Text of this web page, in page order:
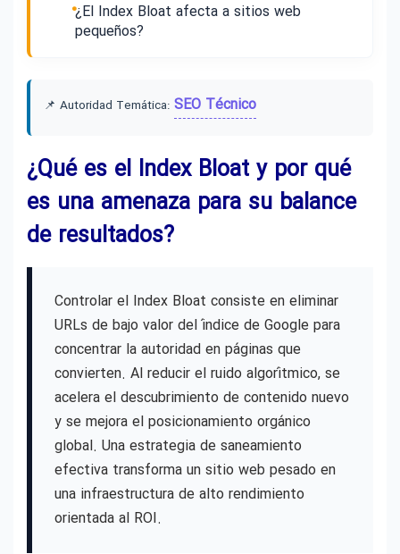
¿El Index Bloat afecta a sitios web
pequeños?
📌 Autoridad Temática: SEO Técnico
¿Qué es el Index Bloat y por qué
es una amenaza para su balance
de resultados?
Controlar el Index Bloat consiste en eliminar
URLs de bajo valor del índice de Google para
concentrar la autoridad en páginas que
convierten. Al reducir el ruido algorítmico, se
acelera el descubrimiento de contenido nuevo
y se mejora el posicionamiento orgánico
global. Una estrategia de saneamiento
efectiva transforma un sitio web pesado en
una infraestructura de alto rendimiento
orientada al ROI.